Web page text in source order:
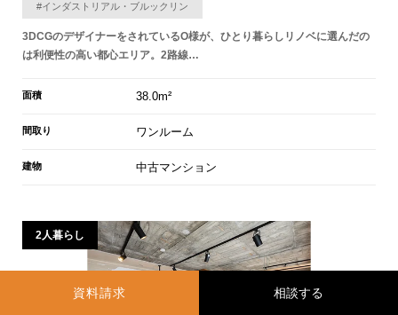
資料請求
#インダストリアル・ブルックリン
3DCGのデザイナーをされているO様が、ひとり暮らしリノベに選んだの
は利便性の高い都心エリア。2路線…
面積 38.0m²
間取り ワンルーム
建物 中古マンション
2人暮らし